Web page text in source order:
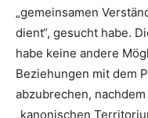
„gemeinsamen
dient“, gesucht habe.
habe keine andere
Beziehungen mit dem
abzubrechen,
„kanonischen